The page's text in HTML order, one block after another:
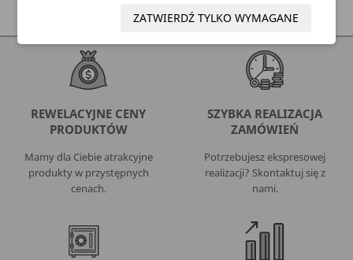
REWELACYJNE CENY
PRODUKTÓW
Mamy dla Ciebie atrakcyjne
produkty w przystępnych
cenach.
SZYBKA REALIZACJA
ZAMÓWIEŃ
Potrzebujesz ekspresowej
realizacji? Skontaktuj się z
nami.
ZATWIERDŹ TYLKO WYMAGANE